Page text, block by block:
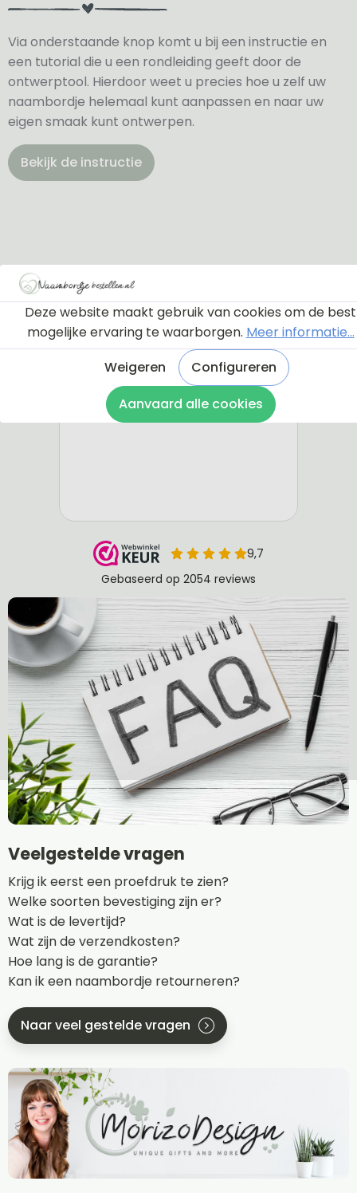
Via onderstaande knop komt u bij een instructie en
een tutorial die u een rondleiding geeft door de
ontwerptool. Hierdoor weet u precies hoe u zelf uw
naambordje helemaal kunt aanpassen en naar uw
eigen smaak kunt ontwerpen.
Bekijk de instructie
Veelgestelde vragen
Krijg ik eerst een proefdruk te zien?
Welke soorten bevestiging zijn er?
Wat is de levertijd?
Wat zijn de verzendkosten?
Hoe lang is de garantie?
Kan ik een naambordje retourneren?
Naar veel gestelde vragen
Deze website maakt gebruik van cookies om de best
mogelijke ervaring te waarborgen. Meer informatie...
Weigeren
Configureren
Aanvaard alle cookies